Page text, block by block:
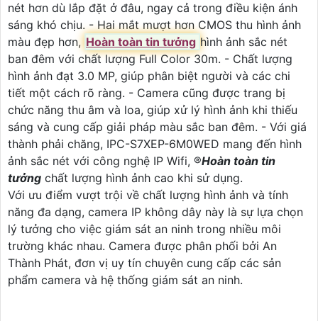
nét hơn dù lắp đặt ở đâu, ngay cả trong điều kiện ánh
sáng khó chịu. - Hai mắt mượt hơn CMOS thu hình ảnh
màu đẹp hơn, Hoàn toàn tin tưởng hình ảnh sắc nét
ban đêm với chất lượng Full Color 30m. - Chất lượng
hình ảnh đạt 3.0 MP, giúp phân biệt người và các chi
tiết một cách rõ ràng. - Camera cũng được trang bị
chức năng thu âm và loa, giúp xử lý hình ảnh khi thiếu
sáng và cung cấp giải pháp màu sắc ban đêm. - Với giá
thành phải chăng, IPC-S7XEP-6M0WED mang đến hình
ảnh sắc nét với công nghệ IP Wifi, ®️Hoàn toàn tin
tưởng chất lượng hình ảnh cao khi sử dụng.
Với ưu điểm vượt trội về chất lượng hình ảnh và tính
năng đa dạng, camera IP không dây này là sự lựa chọn
lý tưởng cho việc giám sát an ninh trong nhiều môi
trường khác nhau. Camera được phân phối bởi An
Thành Phát, đơn vị uy tín chuyên cung cấp các sản
phẩm camera và hệ thống giám sát an ninh.